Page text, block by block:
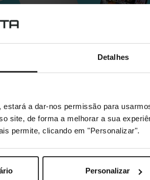
Detalhes
a dar-nos permissão para
site, de forma a melhorar a sua
permite, clicando em "Personalizar".
Personalizar
e não sabes por onde
a melhor opção para ti.